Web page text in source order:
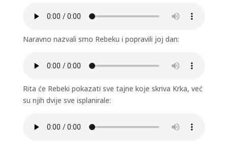
Naravno nazvali smo Rebeku i popravili joj dan:
Rita će Rebeki pokazati sve tajne koje skriva Krka, već
su njih dvije sve isplanirale: